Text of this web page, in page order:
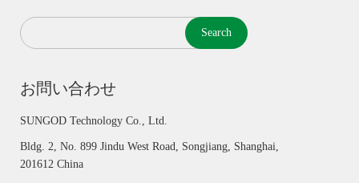
Search
お問い合わせ
SUNGOD Technology Co., Ltd.
Bldg. 2, No. 899 Jindu West Road, Songjiang, Shanghai,
201612 China